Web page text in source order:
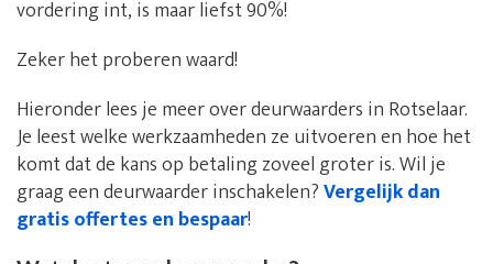
vordering int, is maar liefst 90%!
Zeker het proberen waard!
Hieronder lees je meer over deurwaarders in Rotselaar.
Je leest welke werkzaamheden ze uitvoeren en hoe het
komt dat de kans op betaling zoveel groter is. Wil je
graag een deurwaarder inschakelen?Vergelijk dan
gratis offertes en bespaar!